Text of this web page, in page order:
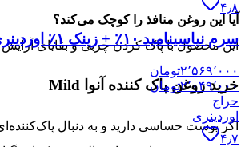
آیا این روغن منافذ را کوچک می‌کند؟
این محصول با پاک کردن چربی و بقایای آرایش
خرید روغن پاک کننده آنوا Mild
۴٫۸
سرم نیاسینامید ۱۰٪ + زینک ۱٪ اوردینری
۲٬۵۶۹٬۰۰۰تومان
۲٬۰۴۹٬۰۰۰تومان
حراج
اوردینری
۴٫۷